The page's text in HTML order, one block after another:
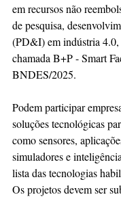
em recursos não
de pesquisa,
(PD&I) em indústria 4.0,
chamada B+P - Smart
BNDES/2025.
Podem participar
soluções tecnológicas
como sensores,
simuladores e
lista das tecnologias
Os projetos devem ser